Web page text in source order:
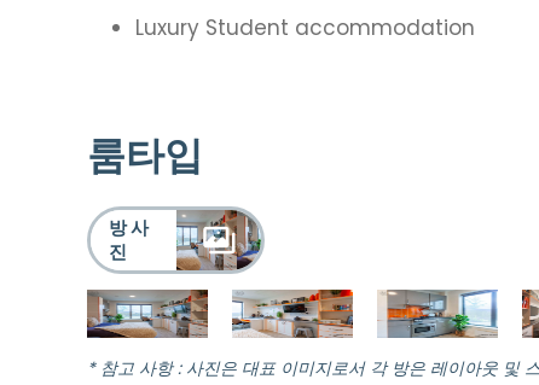
Luxury Student accommodation
룸타입
방 사
진
* 참고 사항 : 사진은 대표 이미지로서 각 방은 레이아웃 및